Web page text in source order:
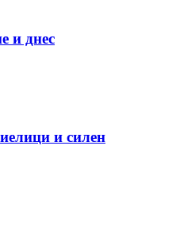
и днес
и силен